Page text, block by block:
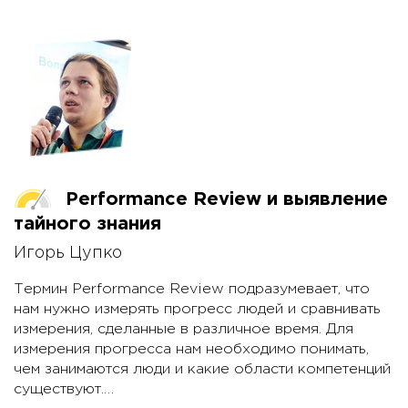
Performance Review и выявление
тайного знания
Игорь Цупко
Термин Performance Review подразумевает, что
нам нужно измерять прогресс людей и сравнивать
измерения, сделанные в различное время. Для
измерения прогресса нам необходимо понимать,
чем занимаются люди и какие области компетенций
существуют.